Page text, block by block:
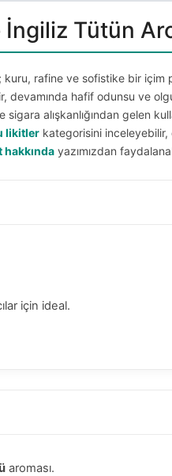
Tütün
kuru, rafine ve sofistike bir içim
devamında hafif odunsu ve
sigara alışkanlığından gelen
likitler kategorisini
hakkında yazımızdan
için ideal.
aroması.